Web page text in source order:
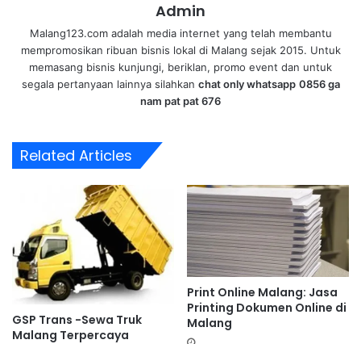
Admin
Malang123.com adalah media internet yang telah membantu
mempromosikan ribuan bisnis lokal di Malang sejak 2015. Untuk
memasang bisnis kunjungi, beriklan, promo event dan untuk
segala pertanyaan lainnya silahkan chat only whatsapp 0856 ga
nam pat pat 676
Related Articles
GSP Trans -Sewa Truk
Malang Terpercaya
Print Online Malang: Jasa
Printing Dokumen Online di
Malang